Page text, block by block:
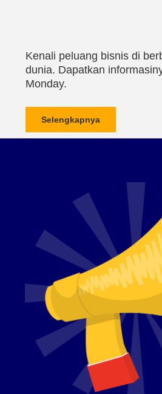
Kenali peluang bisnis di
dunia. Dapatkan
Monday.
Selengkapnya